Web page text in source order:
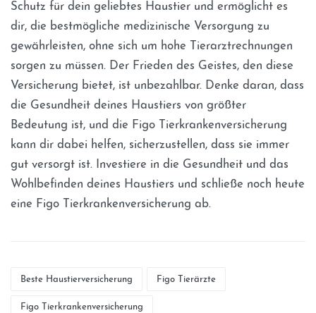
Schutz für dein geliebtes Haustier und ermöglicht es
dir, die bestmögliche medizinische Versorgung zu
gewährleisten, ohne sich um hohe Tierarztrechnungen
sorgen zu müssen. Der Frieden des Geistes, den diese
Versicherung bietet, ist unbezahlbar. Denke daran, dass
die Gesundheit deines Haustiers von größter
Bedeutung ist, und die Figo Tierkrankenversicherung
kann dir dabei helfen, sicherzustellen, dass sie immer
gut versorgt ist. Investiere in die Gesundheit und das
Wohlbefinden deines Haustiers und schließe noch heute
eine Figo Tierkrankenversicherung ab.
Beste Haustierversicherung Figo Tierärzte
Figo Tierkrankenversicherung